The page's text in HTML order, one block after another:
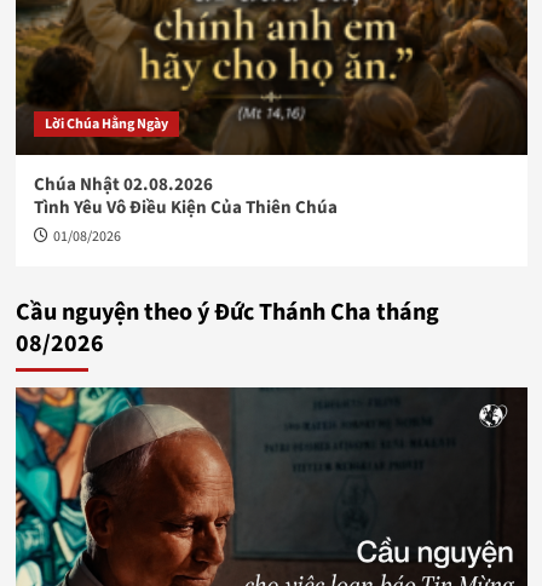
Lời Chúa Hằng Ngày
Chúa Nhật 02.08.2026
Tình Yêu Vô Điều Kiện Của Thiên Chúa
01/08/2026
Cầu nguyện theo ý Đức Thánh Cha tháng
08/2026